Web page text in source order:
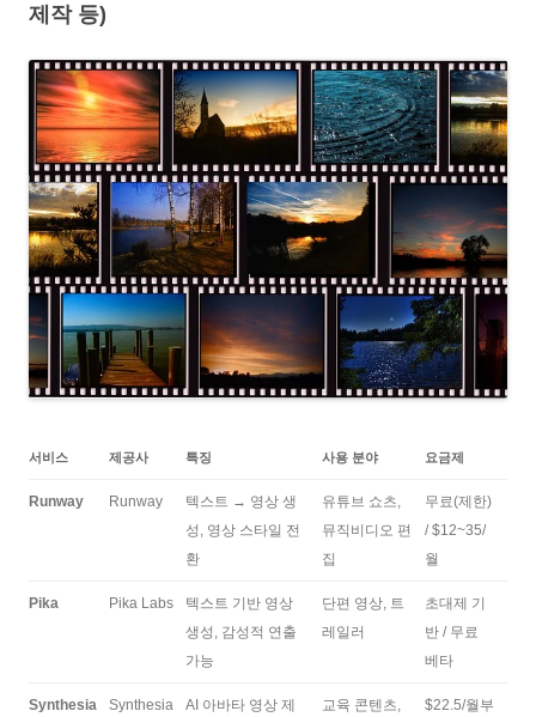
제작 등)
서비스 제공사 특징 사용 분야 요금제
Runway Runway
텍스트 → 영상 생
성, 영상 스타일 전
환
유튜브 쇼츠,
뮤직비디오 편
집
무료(제한)
/ $12~35/
월
Pika Pika Labs
텍스트 기반 영상
생성, 감성적 연출
가능
단편 영상, 트
레일러
초대제 기
반 / 무료
베타
Synthesia Synthesia
AI 아바타 영상 제
교육 콘텐츠,
$22.5/월부